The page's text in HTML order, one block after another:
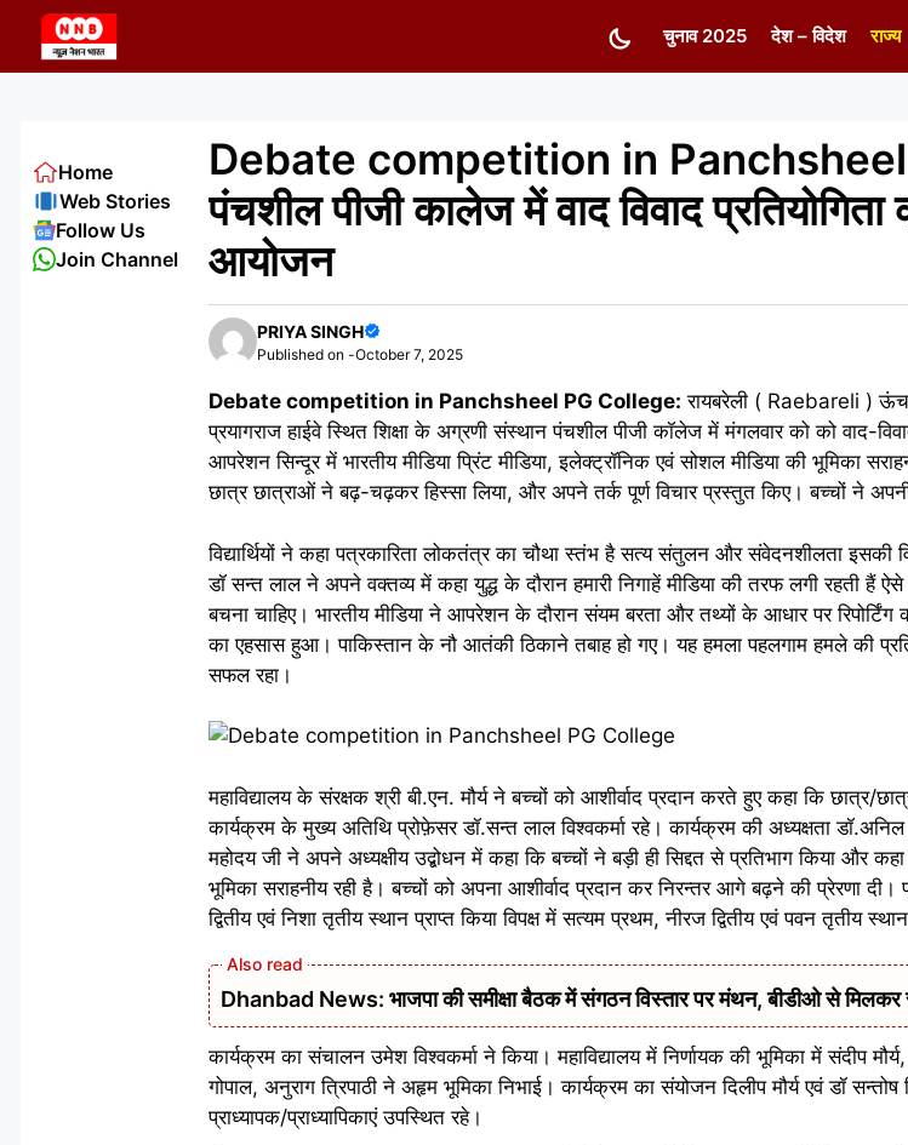
content
चुनाव 2025 देश – विदेश राज्य
Debate competition in
पंचशील पीजी कालेज में वाद विवाद
आयोजन
PRIYA SINGH
Published on -October 7, 2025
Debate competition in Panchsheel PG College: रायबरेली ( Raebareli )
प्रयागराज हाईवे स्थित शिक्षा के अग्रणी संस्थान पंचशील पीजी कॉलेज में मंगलवार को को वाद-
आपरेशन सिन्दूर में भारतीय मीडिया प्रिंट मीडिया, इलेक्ट्रॉनिक एवं सोशल मीडिया की भूमिका
छात्र छात्राओं ने बढ़-चढ़कर हिस्सा लिया, और अपने तर्क पूर्ण विचार प्रस्तुत किए। बच्चों ने
विद्यार्थियों ने कहा पत्रकारिता लोकतंत्र का चौथा स्तंभ है सत्य संतुलन और संवेदनशीलता इसकी
डॉ सन्त लाल ने अपने वक्तव्य में कहा युद्ध के दौरान हमारी निगाहें मीडिया की तरफ लगी रहती हैं
बचना चाहिए। भारतीय मीडिया ने आपरेशन के दौरान संयम बरता और तथ्यों के आधार पर
का एहसास हुआ। पाकिस्तान के नौ आतंकी ठिकाने तबाह हो गए। यह हमला पहलगाम हमले की
सफल रहा।
महाविद्यालय के संरक्षक श्री बी.एन. मौर्य ने बच्चों को आशीर्वाद प्रदान करते हुए कहा कि छात्र/
कार्यक्रम के मुख्य अतिथि प्रोफ़ेसर डॉ.सन्त लाल विश्वकर्मा रहे। कार्यक्रम की अध्यक्षता डॉ.अनिल
महोदय जी ने अपने अध्यक्षीय उद्बोधन में कहा कि बच्चों ने बड़ी ही सिद्दत से प्रतिभाग किया और
भूमिका सराहनीय रही है। बच्चों को अपना आशीर्वाद प्रदान कर निरन्तर आगे बढ़ने की प्रेरणा दी।
द्वितीय एवं निशा तृतीय स्थान प्राप्त किया विपक्ष में सत्यम प्रथम, नीरज द्वितीय एवं पवन तृतीय
Dhanbad News: भाजपा की समीक्षा बैठक में संगठन विस्तार पर मंथन, बीडीओ से मिलकर
कार्यक्रम का संचालन उमेश विश्वकर्मा ने किया। महाविद्यालय में निर्णायक की भूमिका में संदीप
गोपाल, अनुराग त्रिपाठी ने अहृम भूमिका निभाई। कार्यक्रम का संयोजन दिलीप मौर्य एवं डॉ सन्तोष
प्राध्यापक/प्राध्यापिकाएं उपस्थित रहे।
Home
Web Stories
Follow Us
Join Channel